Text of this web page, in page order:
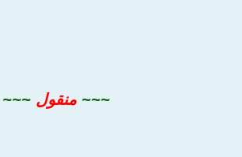
~~~ منقول ~~~